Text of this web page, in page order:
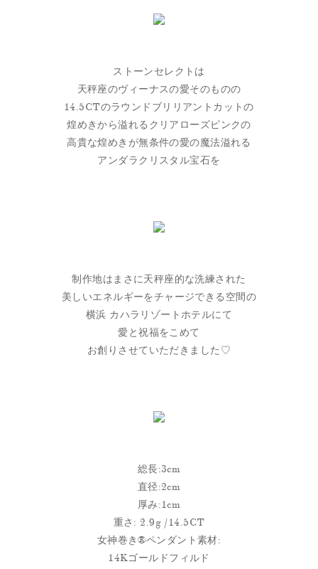
ストーンセレクトは
天秤座のヴィーナスの愛そのものの
14.5CTのラウンドブリリアントカットの
煌めきから溢れるクリアローズピンクの
高貴な煌めきが無条件の愛の魔法溢れる
アンダラクリスタル宝石を
制作地はまさに天秤座的な洗練された
美しいエネルギーをチャージできる空間の
横浜 カハラリゾートホテルにて
愛と祝福をこめて
お創りさせていただきました♡
総長:3cm
直径:2cm
厚み:1cm
重さ: 2.9g /14.5CT
女神巻き®︎ペンダント素材:
14Kゴールドフィルド